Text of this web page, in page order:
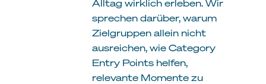
Alltag wirklich erleben. Wir
sprechen darüber, warum
Zielgruppen allein nicht
ausreichen, wie Category
Entry Points helfen,
relevante Momente zu